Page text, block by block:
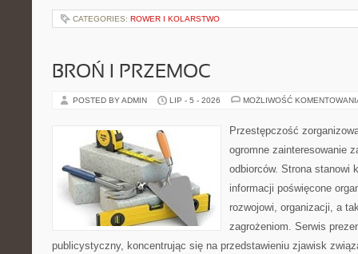
CATEGORIES: ROWER I KOLARSTWO
BROŃ I PRZEMOC
POSTED BY ADMIN LIP - 5 - 2026 MOŻLIWOŚĆ
Przestępczość
ogromne zainteresowanie
odbiorców. Strona stanowi
informacji poświęcone
rozwojowi, organizacji, a
zagrożeniom. Serwis
publicystyczny, koncentrując się na przedstawieniu zjawisk